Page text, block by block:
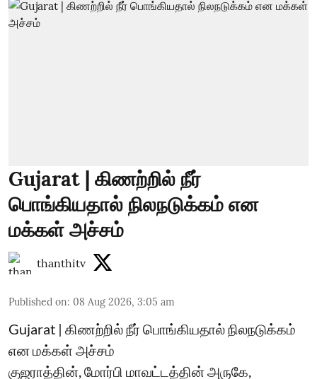
Gujarat | கிணற்றில் நீர்
பொங்கியதால் நிலநடுக்கம் என
மக்கள் அச்சம்
thanthitv
Published on: 08 Aug 2026, 3:05 am
Gujarat | கிணற்றில் நீர் பொங்கியதால் நிலநடுக்கம்
என மக்கள் அச்சம்
குஜராத்தின், மோர்பி மாவட்டத்தின் அருகே,